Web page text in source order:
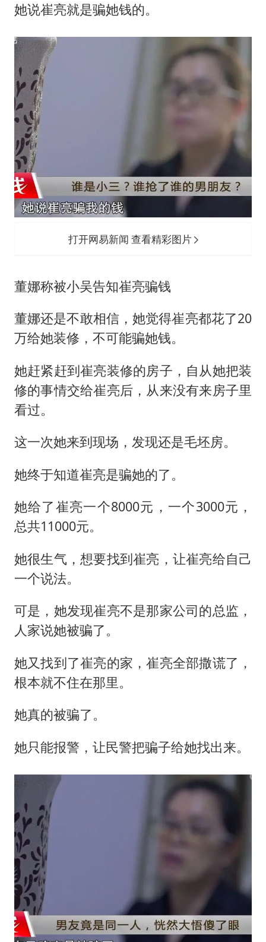
她说崔亮就是骗她钱的。
打开网易新闻 查看精彩图片
董娜称被小吴告知崔亮骗钱
董娜还是不敢相信，她觉得崔亮都花了20
万给她装修，不可能骗她钱。
她赶紧赶到崔亮装修的房子，自从她把装
修的事情交给崔亮后，从来没有来房子里
看过。
这一次她来到现场，发现还是毛坯房。
她终于知道崔亮是骗她的了。
她给了崔亮一个8000元，一个3000元，
总共11000元。
她很生气，想要找到崔亮，让崔亮给自己
一个说法。
可是，她发现崔亮不是那家公司的总监，
人家说她被骗了。
她又找到了崔亮的家，崔亮全部撒谎了，
根本就不住在那里。
她真的被骗了。
她只能报警，让民警把骗子给她找出来。